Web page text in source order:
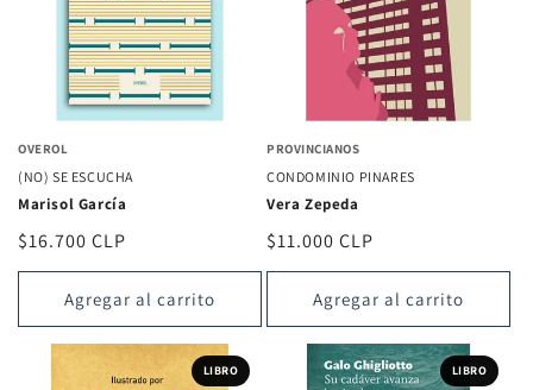
OVEROL
(NO) SE ESCUCHA
Marisol García
Precio
habitual
$16.700 CLP
Agregar al carrito
PROVINCIANOS
CONDOMINIO PINARES
Vera Zepeda
Precio
habitual
$11.000 CLP
Agregar al carrito
LIBRO LIBRO